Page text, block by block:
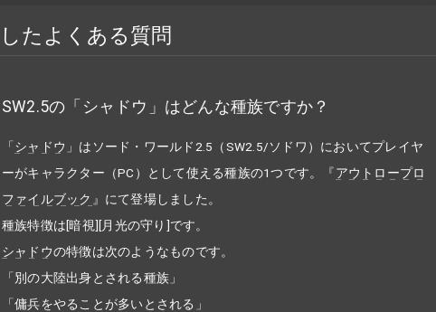
たよくある質問
SW2.5の「シャドウ」はどんな種族ですか？
「 シャドウ 」はソード・ワールド2.5（SW2.5/ソドワ）においてプレイヤ
ーがキャラクター（PC）として使える種族の1つです。『アウトロープロ
ファイルブック 』にて登場しました。
種族特徴は[暗視][月光の守り]です。
シャドウの特徴は次のようなものです。
「別の大陸出身とされる種族」
「傭兵をやることが多いとされる」